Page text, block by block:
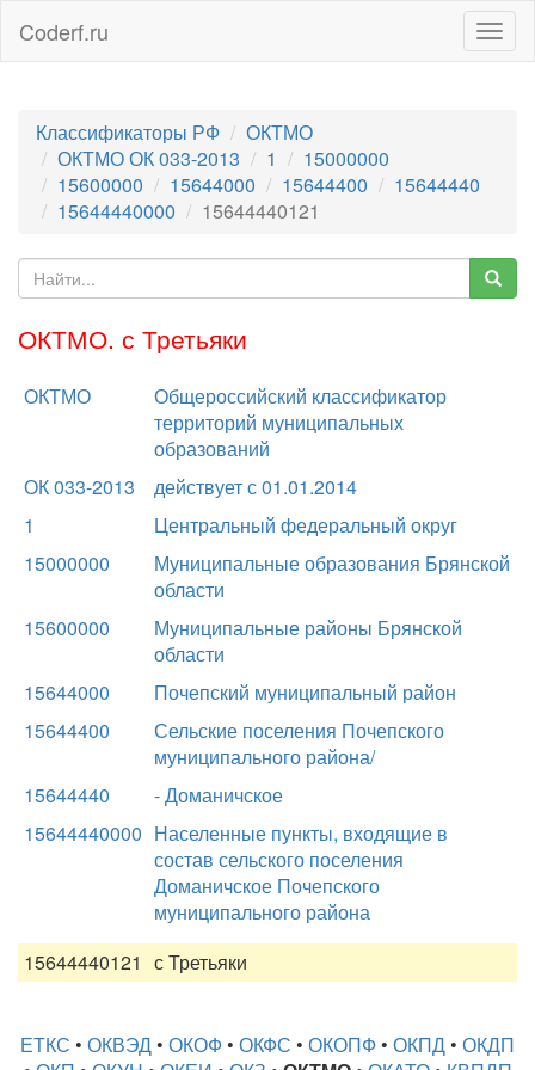
Coderf.ru
Классификаторы РФ
ОКТМО
ОКТМО ОК 033-2013
1
15000000
15600000
15644000 15644400
15644440
15644440000
15644440121
ОКТМО. с Третьяки
ОКТМО
Общероссийский классификатор
территорий муниципальных
образований
ОК 033-2013
действует с 01.01.2014
1
Центральный федеральный округ
15000000
Муниципальные образования Брянской
области
15600000
Муниципальные районы Брянской
области
15644000
Почепский муниципальный район
15644400
Сельские поселения Почепского
муниципального района/
15644440
- Доманичское
15644440000 Населенные пункты, входящие в
состав сельского поселения
Доманичское Почепского
муниципального района
15644440121 с Третьяки
ЕТКС • ОКВЭД • ОКОФ • ОКФС • ОКОПФ • ОКПД • ОКДП